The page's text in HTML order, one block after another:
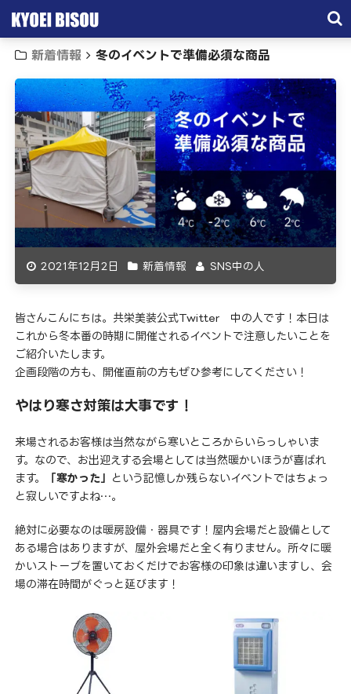
サービス
取引実績
施工実績
会社概要
お問い合わせ
新着情報 冬のイベントで準備必須な商品
2021年12月2日 新着情報 SNS中の人
皆さんこんにちは。共栄美装公式Twitter 中の人です！本日は
これから冬本番の時期に開催されるイベントで注意したいことを
ご紹介いたします。
企画段階の方も、開催直前の方もぜひ参考にしてください！
やはり寒さ対策は大事です！
来場されるお客様は当然ながら寒いところからいらっしゃいま
す。なので、お出迎えする会場としては当然暖かいほうが喜ばれ
ます。
「寒かった」
という記憶しか残らないイベントではちょっ
と寂しいですよね…。
絶対に必要なのは暖房設備・器具です！屋内会場だと設備として
ある場合はありますが、屋外会場だと全く有りません。所々に暖
かいストーブを置いておくだけでお客様の印象は違いますし、会
場の滞在時間がぐっと延びます！